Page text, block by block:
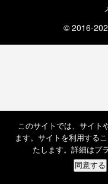
© 2016-
このサイトでは、サイト
ます。サイトを利用する
たします。詳細はプ
同意する